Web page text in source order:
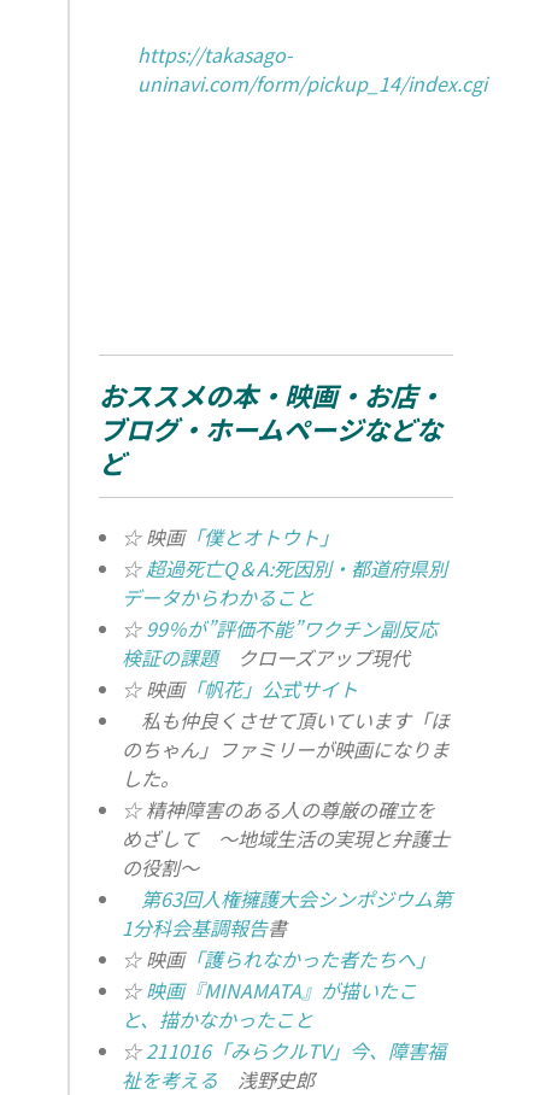
https://takasago-
uninavi.com/form/pickup_14/index.cgi
おススメの本・映画・お店・
ブログ・ホームページなどな
ど
☆ 映画「僕とオトウト」
☆超過死亡Q＆A:死因別・都道府県別
データからわかること
☆99％が”評価不能”ワクチン副反応
検証の課題クローズアップ現代
☆ 映画「帆花」公式サイト
私も仲良くさせて頂いています「ほ
のちゃん」ファミリーが映画になりま
した。
☆ 精神障害のある人の尊厳の確立を
めざして ～地域生活の実現と弁護士
の役割～
第63回人権擁護大会シンポジウム第
1分科会基調報告書
☆ 映画「護られなかった者たちへ」
☆映画『MINAMATA』が描いたこ
と、描かなかったこと
☆211016「みらクルTV」今、障害福
祉を考える 浅野史郎